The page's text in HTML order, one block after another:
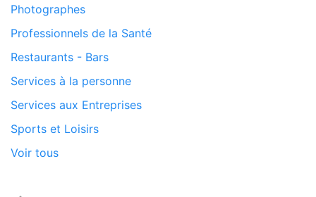
Photographes
Professionnels de la Santé
Restaurants - Bars
Services à la personne
Services aux Entreprises
Sports et Loisirs
Voir tous